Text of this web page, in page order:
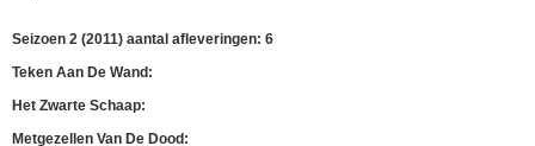
Seizoen 2 (2011) aantal afleveringen: 6
Teken Aan De Wand:
Het Zwarte Schaap:
Metgezellen Van De Dood: